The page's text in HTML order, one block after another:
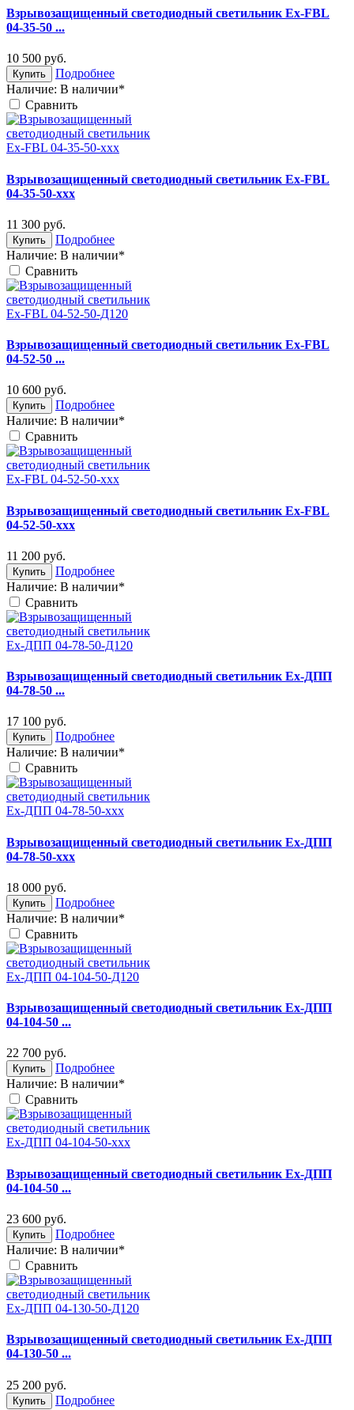
Взрывозащищенный светодиодный светильник Ex-FBL
04-35-50 ...
10 500 руб.
Купить
Подробнее
Наличие: В наличии*
Cравнить
Взрывозащищенный светодиодный светильник Ex-FBL
04-35-50-xxx
11 300 руб.
Купить
Подробнее
Наличие: В наличии*
Cравнить
Взрывозащищенный светодиодный светильник Ex-FBL
04-52-50 ...
10 600 руб.
Купить
Подробнее
Наличие: В наличии*
Cравнить
Взрывозащищенный светодиодный светильник Ex-FBL
04-52-50-xxx
11 200 руб.
Купить
Подробнее
Наличие: В наличии*
Cравнить
Взрывозащищенный светодиодный светильник Ex-ДПП
04-78-50 ...
17 100 руб.
Купить
Подробнее
Наличие: В наличии*
Cравнить
Взрывозащищенный светодиодный светильник Ex-ДПП
04-78-50-xxx
18 000 руб.
Купить
Подробнее
Наличие: В наличии*
Cравнить
Взрывозащищенный светодиодный светильник Ex-ДПП
04-104-50 ...
22 700 руб.
Купить
Подробнее
Наличие: В наличии*
Cравнить
Взрывозащищенный светодиодный светильник Ex-ДПП
04-104-50 ...
23 600 руб.
Купить
Подробнее
Наличие: В наличии*
Cравнить
Взрывозащищенный светодиодный светильник Ex-ДПП
04-130-50 ...
25 200 руб.
Купить
Подробнее